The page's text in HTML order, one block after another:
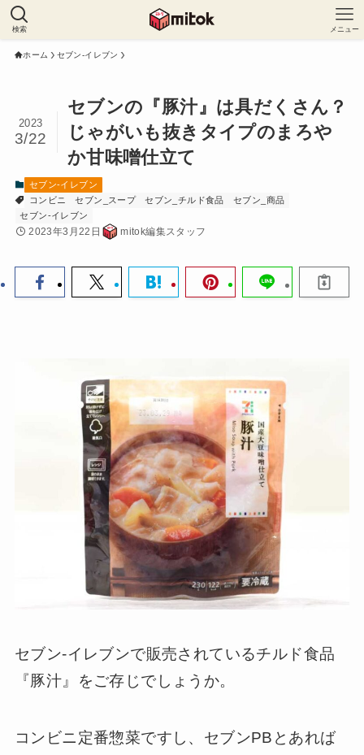
検索 メニュー
ホーム セブン-イレブン
セブンの『豚汁』は具だくさん？
じゃがいも抜きタイプのまろや
か甘味噌仕立て
2023
3/22
セブン-イレブン
コンビニ
セブン_スープ セブン_チルド食品
セブン_商品
セブン-イレブン
2023年3月22日 mitok編集スタッフ
セブン-イレブンで販売されているチルド食品
『豚汁』をご存じでしょうか。
コンビニ定番惣菜ですし、セブンPBとあれば